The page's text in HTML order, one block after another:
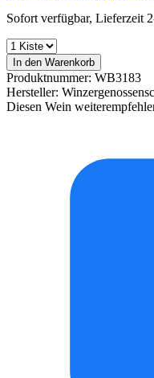
Sofort verfügbar, Lieferzeit
In den Warenkorb
Produktnummer: WB3183
Hersteller:
Diesen Wein